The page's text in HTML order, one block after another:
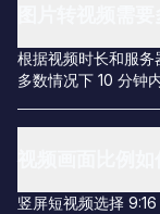
根据视频时长和服
多数情况下 10 分钟
竖屏短视频选择